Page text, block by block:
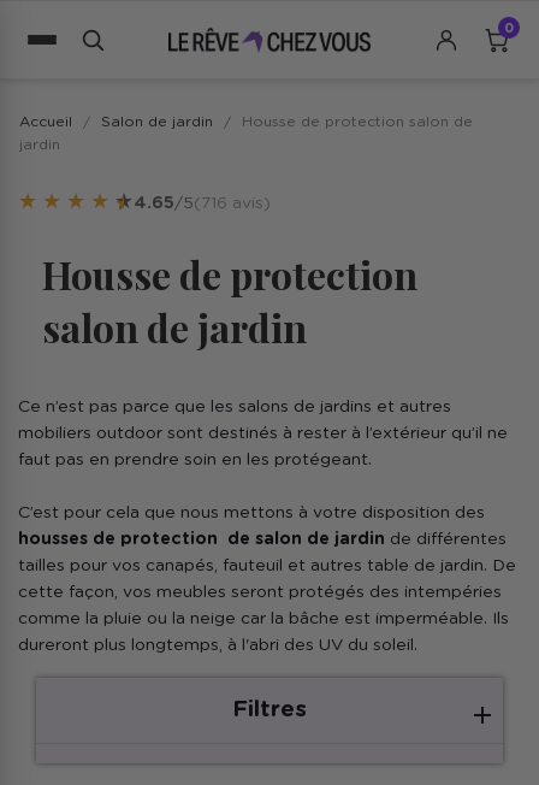
0
Accueil Salon de jardin
Housse de protection salon de
jardin
★ ★ ★ ★ ★ 4.65/5(716 avis)
Housse de protection
salon de jardin
Ce n’est pas parce que les salons de jardins et autres
mobiliers outdoor sont destinés à rester à l’extérieur qu’il ne
faut pas en prendre soin en les protégeant.
C’est pour cela que nous mettons à votre disposition des
housses de protection de salon de jardin de différentes
tailles pour vos canapés, fauteuil et autres table de jardin. De
cette façon, vos meubles seront protégés des intempéries
comme la pluie ou la neige car la bâche est imperméable. Ils
dureront plus longtemps, à l'abri des UV du soleil.
Filtres